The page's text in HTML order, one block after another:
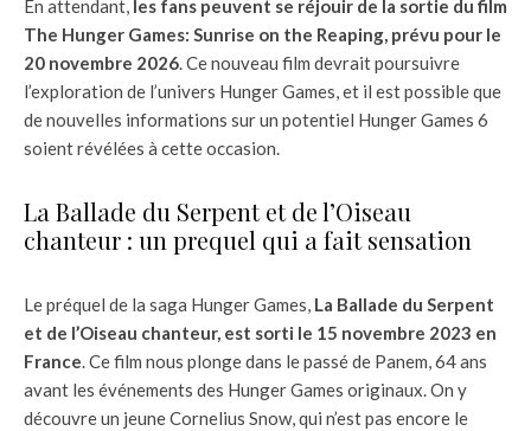
En attendant, les fans peuvent se réjouir de la sortie du film
The Hunger Games: Sunrise on the Reaping, prévu pour le
20 novembre 2026. Ce nouveau film devrait poursuivre
l’exploration de l’univers Hunger Games, et il est possible que
de nouvelles informations sur un potentiel Hunger Games 6
soient révélées à cette occasion.
La Ballade du Serpent et de l’Oiseau
chanteur : un prequel qui a fait sensation
Le préquel de la saga Hunger Games, La Ballade du Serpent
et de l’Oiseau chanteur, est sorti le 15 novembre 2023 en
France. Ce film nous plonge dans le passé de Panem, 64 ans
avant les événements des Hunger Games originaux. On y
découvre un jeune Cornelius Snow, qui n’est pas encore le